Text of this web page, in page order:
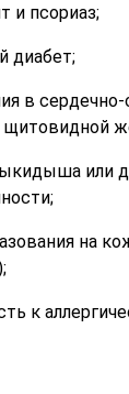
и псориаз;
диабет;
в
щитовидной
или
на
к